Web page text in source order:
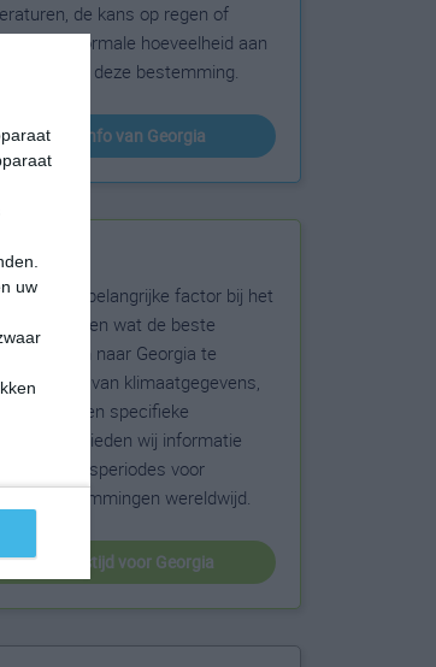
uw
de kans op regen of
en de normale hoeveelheid aan
voor deze bestemming.
klimaatinfo van Georgia
reistijd
is een belangrijke factor bij het
Wil je weten wat de beste
zijn om naar Georgia te
Op basis van klimaatgegevens,
en specifieke
bieden wij informatie
de beste reisperiodes voor
bestemmingen wereldwijd.
beste reistijd voor Georgia